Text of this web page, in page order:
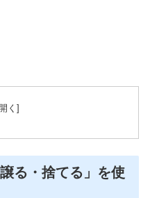
る・捨てる」を使